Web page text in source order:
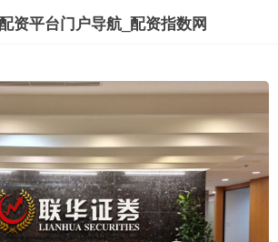
资平台门户导航_配资指数网